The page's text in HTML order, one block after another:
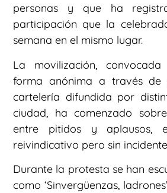
personas y que ha
participación que la
semana en el mismo lugar.
La movilización,
forma anónima a través de
cartelería difundida por
ciudad, ha comenzado
entre pitidos y aplausos,
reivindicativo pero sin
Durante la protesta se han
como ‘Sinvergüenzas,